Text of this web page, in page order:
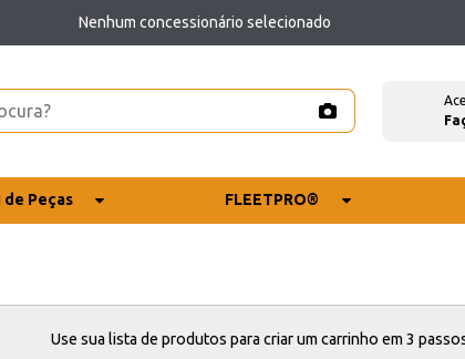
Nenhum concessionário selecionado
de Peças FLEETPRO®
Use sua lista de produtos para criar um carrinho em 3